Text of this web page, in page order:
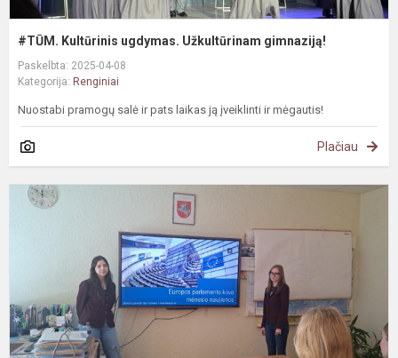
#TŪM. Kultūrinis ugdymas. Užkultūrinam gimnaziją!
Paskelbta: 2025-04-08
Kategorija: Renginiai
Nuostabi pramogų salė ir pats laikas ją įveiklinti ir mėgautis!
Plačiau